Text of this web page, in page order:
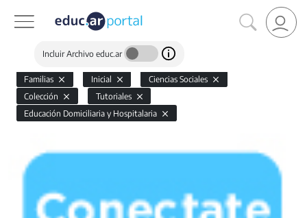
Incluir Archivo educ.ar
Familias Inicial
Ciencias Sociales
Colección
Tutoriales
Educación Domiciliaria y Hospitalaria